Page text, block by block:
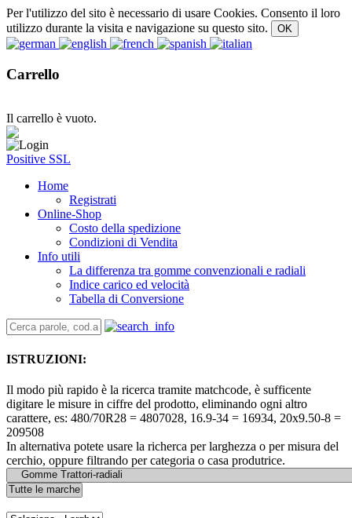
Per l'utilizzo del sito è necessario di usare Cookies. Consento il loro
utilizzo durante la visita e navigazione su questo sito.
Carrello
Il carrello è vuoto.
Positive SSL
Home
Registrati
Online-Shop
Costo della spedizione
Condizioni di Vendita
Info utili
La differenza tra gomme convenzionali e radiali
Indice carico ed velocità
Tabella di Conversione
ISTRUZIONI:
Il modo più rapido è la ricerca tramite matchcode, è sufficente
digitare le misure in ciffre del prodotto, eliminando ogni altro
carattere, es: 480/70R28 = 4807028, 16.9-34 = 16934, 20x9.50-8 =
209508
In alternativa potete usare la richerca per larghezza o per misura del
cerchio, oppure filtrando per categoria o casa produtrice.